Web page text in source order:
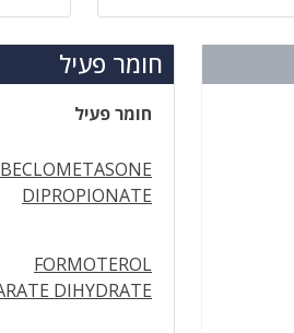
חומר פעיל
חומר פעיל
BECLOMETASONE
DIPROPIONATE
FORMOTEROL
DIHYDRATE